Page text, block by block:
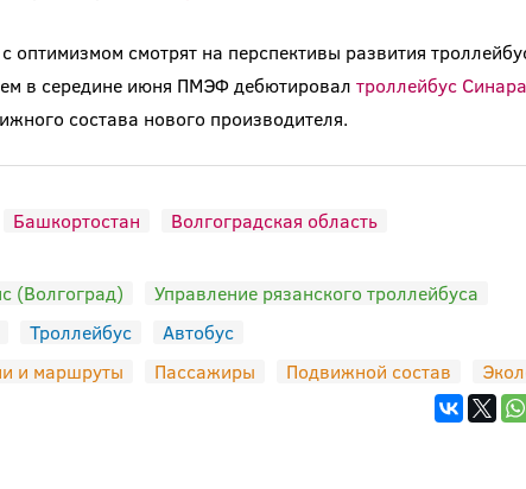
оптимизмом смотрят на перспективы развития
в середине июня ПМЭФ дебютировал троллейбус
состава нового производителя.
Башкортостан
Волгоградская область
(Волгоград)
Управление рязанского троллейбуса
Троллейбус
Автобус
и маршруты Пассажиры Подвижной состав